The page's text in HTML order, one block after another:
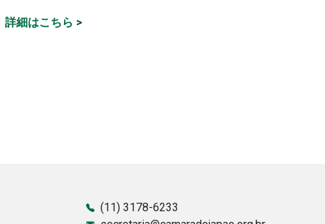
詳細はこちら >
(11) 3178-6233